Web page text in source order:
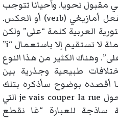
مقبول نحويا. وأحيانا تتوجب
ترجمة اسم عربي (noun) بفعل أمازيغي (verb) أو العكس.
العربية كلمة “على” ولكن
الترجمة الأمازيغية لتلك الجملة لا تستقيم إلا باستعمال “i”
وهناك الكثير من هذا النوع
طبيعية وجذرية بين
أقصده بوضوح سأذكره بتلك
النكتة المغربية المشهورة حول je vais couper la rue التي
للعبارة “غا نقطع